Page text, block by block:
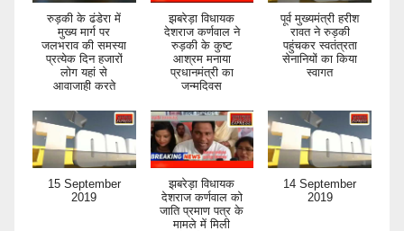
रुड़की के ढंडेरा में
मुख्य मार्ग पर
जलभराव की समस्या
प्रत्येक दिन हजारों
लोग यहां से
आवाजाही करते
झबरेड़ा विधायक
देशराज कर्णवाल ने
रुड़की के कुष्ट
आश्रम मनाया
प्रधानमंत्री का
जन्मदिवस
पूर्व मुख्यमंत्री हरीश
रावत ने रुड़की
पहुंचकर स्वतंत्रता
सेनानियों का किया
स्वागत
15 September
2019
झबरेड़ा विधायक
देशराज कर्णवाल को
जाति प्रमाण पत्र के
मामले में मिली
14 September
2019